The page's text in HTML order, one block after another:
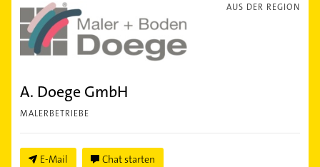
AUS DER REGION
A. Doege GmbH
MALERBETRIEBE
E-Mail Chat starten